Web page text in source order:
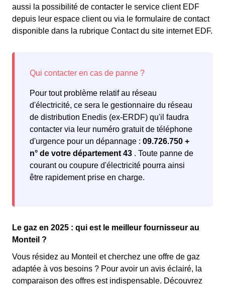
aussi la possibilité de contacter le service client EDF
depuis leur espace client ou via le formulaire de contact
disponible dans la rubrique Contact du site internet EDF.
Pour tout problème relatif au réseau
d'électricité, ce sera le gestionnaire du réseau
de distribution Enedis (ex-ERDF) qu'il faudra
contacter via leur numéro gratuit de téléphone
d'urgence pour un dépannage : 09.726.750 +
n° de votre département 43 . Toute panne de
courant ou coupure d'électricité pourra ainsi
être rapidement prise en charge.
Le gaz en 2025 : qui est le meilleur fournisseur au
Monteil ?
Vous résidez au Monteil et cherchez une offre de gaz
adaptée à vos besoins ? Pour avoir un avis éclairé, la
comparaison des offres est indispensable. Découvrez